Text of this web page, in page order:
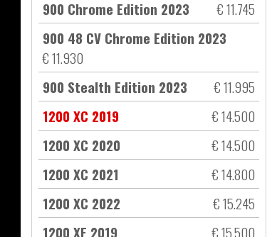
900 Chrome Edition 2023
€ 11.745
900 48 CV Chrome Edition 2023
€ 11.930
900 Stealth Edition 2023
€ 11.995
1200 XC 2019
€ 14.500
1200 XC 2020
€ 14.500
1200 XC 2021
€ 14.800
1200 XC 2022
€ 15.245
1200 XE 2019
€ 15.500